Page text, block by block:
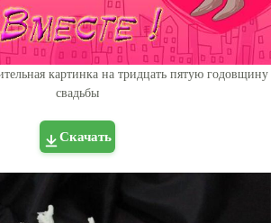
картинка на тридцать пятую годовщину
свадьбы
Скачать